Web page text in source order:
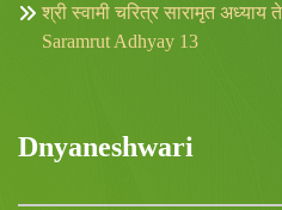
श्री स्वामी चरित्र सारामृत अध्याय
Saramrut Adhyay 13
Dnyaneshwari